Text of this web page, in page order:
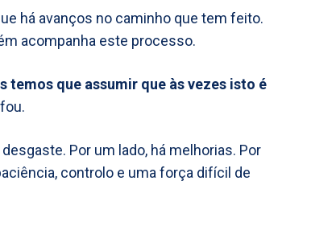
há avanços no caminho que tem feito.
acompanha este processo.
temos que assumir que às vezes isto é
Por um lado, há melhorias. Por
controlo e uma força difícil de